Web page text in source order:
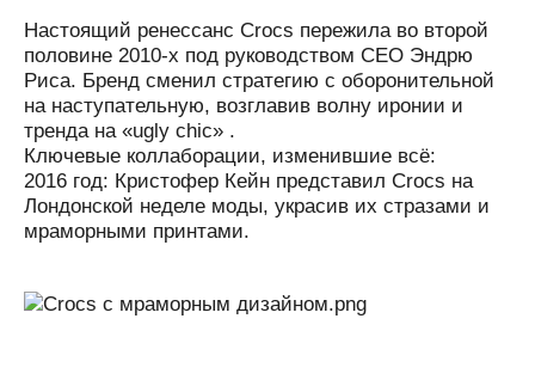
Настоящий ренессанс Crocs пережила во второй
половине 2010-х под руководством CEO Эндрю
Риса. Бренд сменил стратегию с оборонительной
на наступательную, возглавив волну иронии и
тренда на «ugly chic» .
Ключевые коллаборации, изменившие всё:
2016 год: Кристофер Кейн представил Crocs на
Лондонской неделе моды, украсив их стразами и
мраморными принтами.